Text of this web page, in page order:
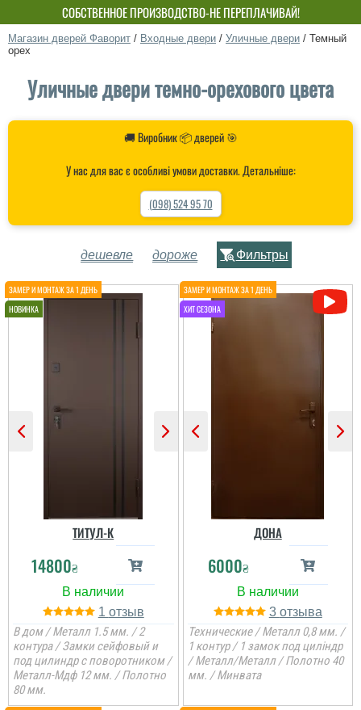
СОБСТВЕННОЕ ПРОИЗВОДСТВО-НЕ ПЕРЕПЛАЧИВАЙ!
Магазин дверей Фаворит / Входные двери / Уличные двери / Темный
орех
Уличные двери темно-орехового цвета
🚚 Виробник 📦 дверей 🎯
У нас для вас є особливі умови доставки. Детальніше:
(098) 524 95 70
дешевле дороже Фильтры
ТИТУЛ-К
14800₴
1
В дом / Металл 1.5 мм. / 2
контура / Замки сейфовый и
под цилиндр с поворотником /
Металл-Мдф 12 мм. / Полотно
80 мм.
ДОНА
6000₴
3
Технические / Металл 0,8 мм. /
1 контур / 1 замок под циліндр
/ Металл/Металл / Полотно 40
мм. / Минвата